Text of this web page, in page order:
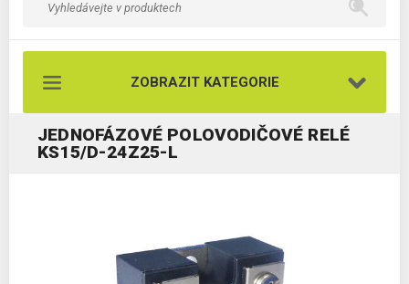
ZOBRAZIT KATEGORIE
JEDNOFÁZOVÉ POLOVODIČOVÉ RELÉ
KS15/D-24Z25-L